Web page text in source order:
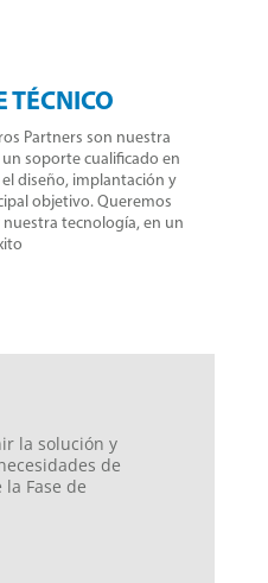
TÉCNICO
Partners son nuestra
soporte cualificado en
diseño, implantación y
objetivo. Queremos
tecnología, en un
la solución y
de
Fase de